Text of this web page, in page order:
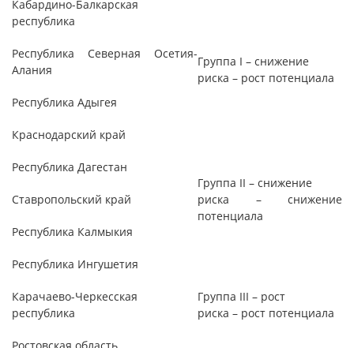
Кабардино-Балкарская
республика
Группа I – снижение
риска – рост потенциала
Республика Северная Осетия-
Алания
Республика Адыгея
Краснодарский край
Республика Дагестан
Группа II – снижение
риска – снижение
потенциала
Ставропольский край
Республика Калмыкия
Республика Ингушетия
Группа III – рост
риска – рост потенциала
Карачаево-Черкесская
республика